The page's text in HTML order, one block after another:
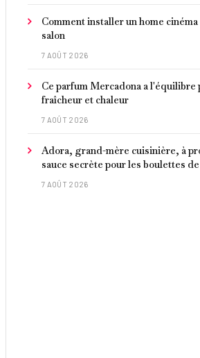
Comment installer un home
salon
7 AOÛT 2026
Ce parfum Mercadona a l'équilibre
fraîcheur et chaleur
7 AOÛT 2026
Adora, grand-mère cuisinière, à
sauce secrète pour les boulettes
contient un peu de curcuma, du
7 AOÛT 2026